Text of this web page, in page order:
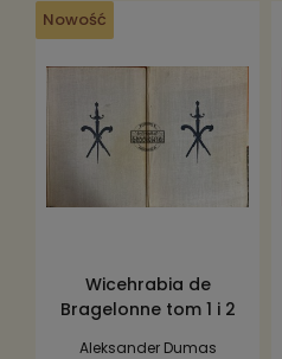
Wicehrabia de
Bragelonne tom 1 i 2
Aleksander Dumas
Nowość